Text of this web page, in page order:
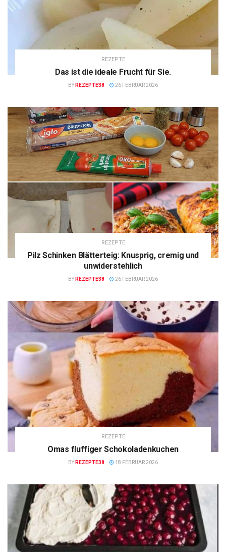
REZEPTE
Das ist die ideale Frucht für Sie.
BY REZEPTE38 26 FEBRUAR 2026
REZEPTE
Pilz Schinken Blätterteig: Knusprig, cremig und
unwiderstehlich
BY REZEPTE38 26 FEBRUAR 2026
REZEPTE
Omas fluffiger Schokoladenkuchen
BY REZEPTE38 18 FEBRUAR 2026